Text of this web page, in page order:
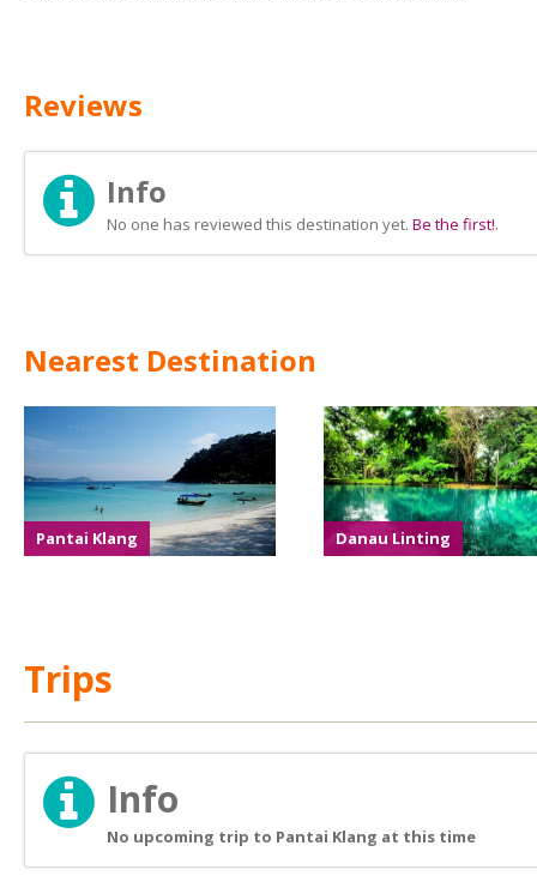
Reviews
Info
No one has reviewed this destination yet. Be the first!.
Nearest Destination
Pantai Klang Danau Linting
Trips
Info
No upcoming trip to Pantai Klang at this time